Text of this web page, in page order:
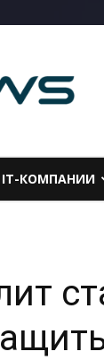
IT-КОМПАНИИ